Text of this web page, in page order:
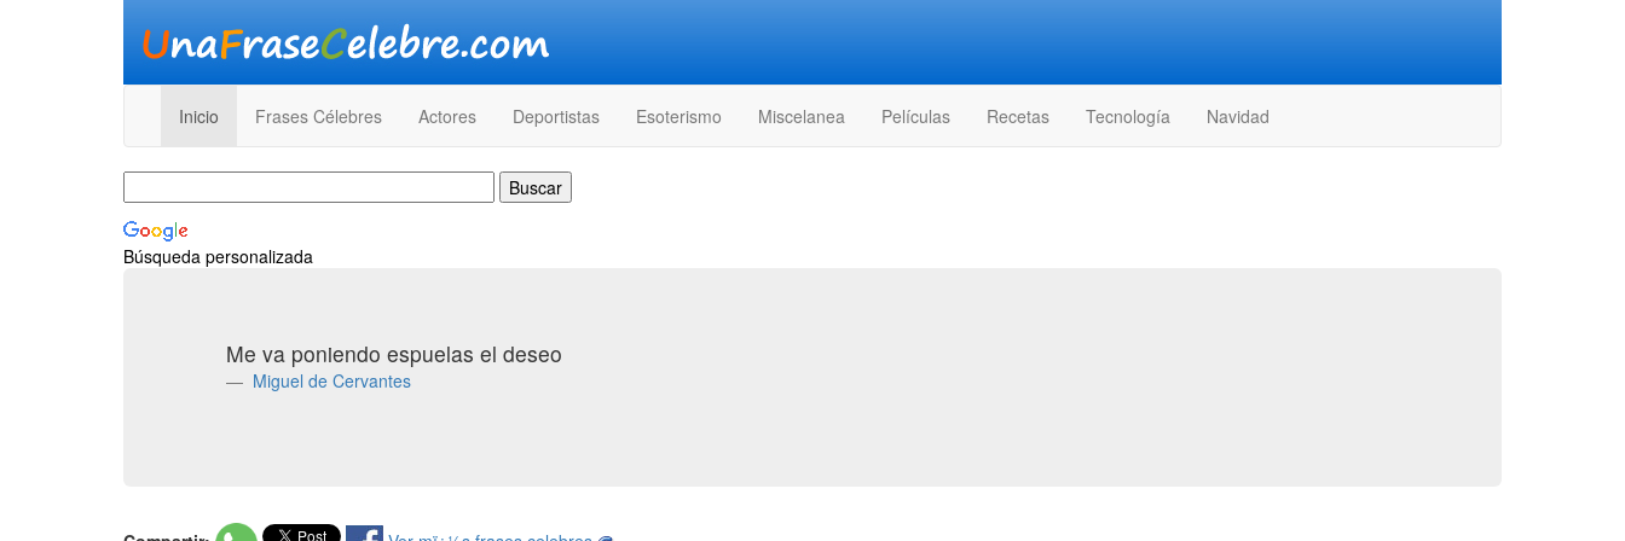
Inicio Frases Célebres Actores Deportistas Esoterismo Miscelanea Películas Recetas Tecnología Navidad
Búsqueda personalizada
Me va poniendo espuelas el deseo
Miguel de Cervantes